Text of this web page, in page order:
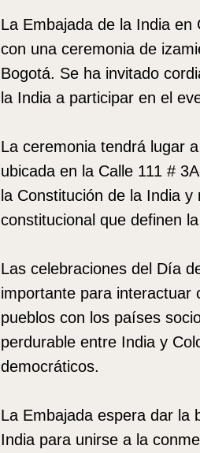
La Embajada de la India en
con una ceremonia de
Bogotá. Se ha invitado
la India a participar en el
La ceremonia tendrá lugar
ubicada en la Calle 111 #
la Constitución de la India
constitucional que definen
Las celebraciones del Día
importante para interactuar
pueblos con los países
perdurable entre India y
democráticos.
La Embajada espera dar la
India para unirse a la